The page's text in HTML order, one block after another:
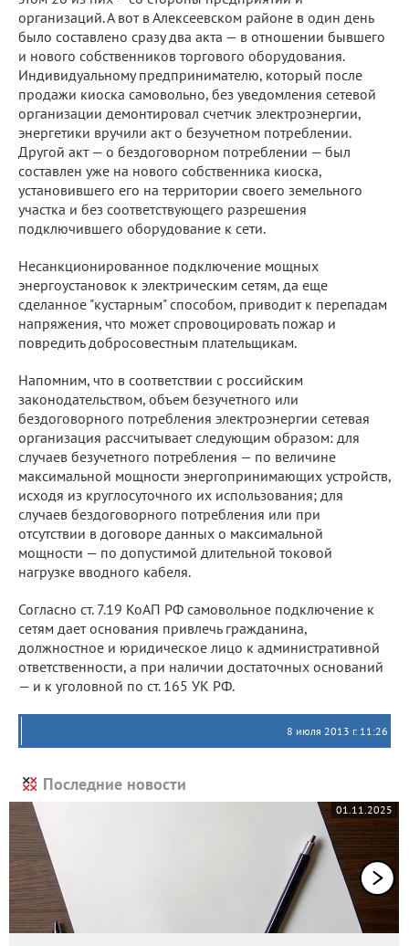
организаций. А вот в Алексеевском районе в один день
было составлено сразу два акта — в отношении бывшего
и нового собственников торгового оборудования.
Индивидуальному предпринимателю, который после
продажи киоска самовольно, без уведомления сетевой
организации демонтировал счетчик электроэнергии,
энергетики вручили акт о безучетном потреблении.
Другой акт — о бездоговорном потреблении — был
составлен уже на нового собственника киоска,
установившего его на территории своего земельного
участка и без соответствующего разрешения
подключившего оборудование к сети.
Несанкционированное подключение мощных
энергоустановок к электрическим сетям, да еще
сделанное "кустарным" способом, приводит к перепадам
напряжения, что может спровоцировать пожар и
повредить добросовестным плательщикам.
Напомним, что в соответствии с российским
законодательством, объем безучетного или
бездоговорного потребления электроэнергии сетевая
организация рассчитывает следующим образом: для
случаев безучетного потребления — по величине
максимальной мощности энергопринимающих устройств,
исходя из круглосуточного их использования; для
случаев бездоговорного потребления или при
отсутствии в договоре данных о максимальной
мощности — по допустимой длительной токовой
нагрузке вводного кабеля.
Согласно ст. 7.19 КоАП РФ самовольное подключение к
сетям дает основания привлечь гражданина,
должностное и юридическое лицо к административной
ответственности, а при наличии достаточных оснований
— и к уголовной по ст. 165 УК РФ.
8 июля 2013 г. 11:26
Последние новости
01.11.2025